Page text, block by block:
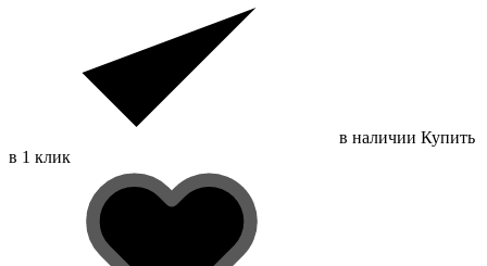
в наличии Купить
в 1 клик